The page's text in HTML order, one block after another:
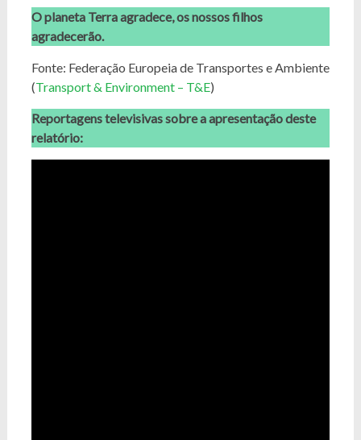
O planeta Terra agradece, os nossos filhos
agradecerão.
Fonte: Federação Europeia de Transportes e Ambiente
(Transport & Environment – T&E)
Reportagens televisivas sobre a apresentação deste
relatório: